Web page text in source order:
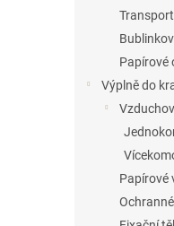
Papírové
Výplně do
Papírové